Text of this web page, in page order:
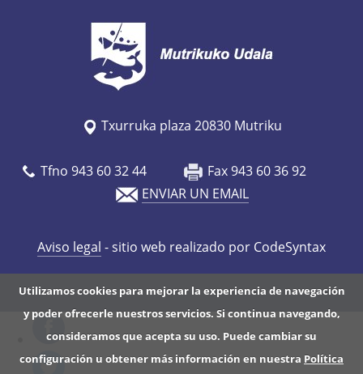
Utilizamos cookies para mejorar la experiencia de navegación
y poder ofrecerle nuestros servicios. Si continua navegando,
consideramos que acepta su uso. Puede cambiar su
configuración u obtener más información en nuestra Política
Txurruka plaza 20830 Mutriku
Tfno 943 60 32 44
Fax 943 60 36 92
ENVIAR UN EMAIL
Aviso legal - sitio web realizado por CodeSyntax